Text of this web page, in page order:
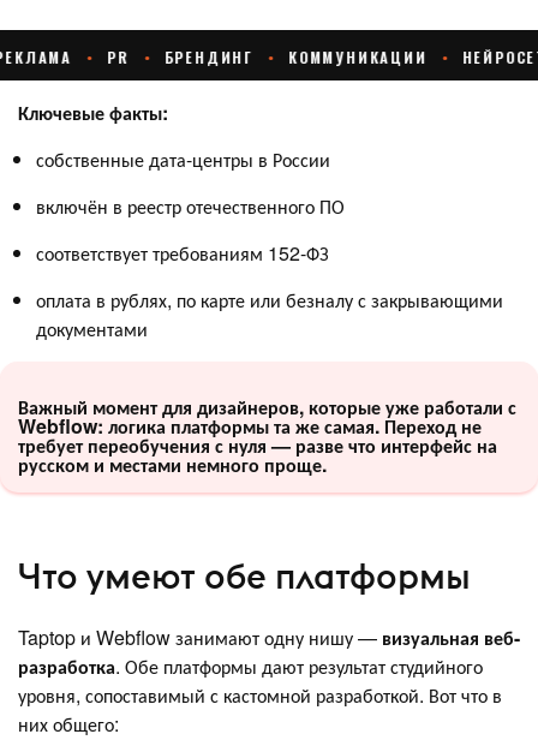
Ключевые факты:
собственные дата-центры в России
включён в реестр отечественного ПО
соответствует требованиям 152-ФЗ
оплата в рублях, по карте или безналу с закрывающими
документами
Важный момент для дизайнеров, которые уже работали с
Webflow: логика платформы та же самая. Переход не
требует переобучения с нуля — разве что интерфейс на
русском и местами немного проще.
Что умеют обе платформы
Taptop и Webflow занимают одну нишу — визуальная веб-
разработка. Обе платформы дают результат студийного
уровня, сопоставимый с кастомной разработкой. Вот что в
них общего: